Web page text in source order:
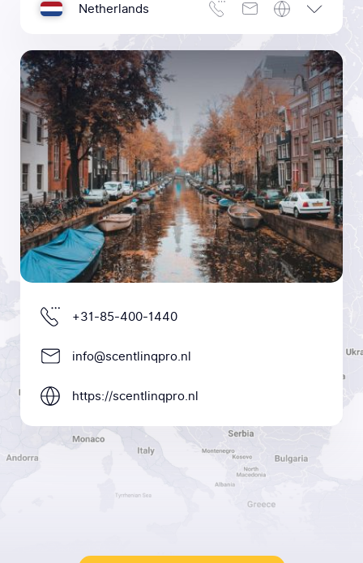
Netherlands
+31-85-400-1440
info@scentlinqpro.nl
https://scentlinqpro.nl